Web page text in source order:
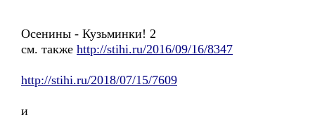
Осенины - Кузьминки! 2
см. также http://stihi.ru/2016/09/16/8347
http://stihi.ru/2018/07/15/7609
и